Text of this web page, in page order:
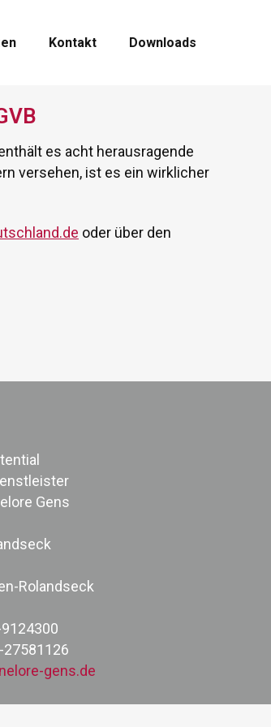
Kontakt Downloads
es acht herausragende
versehen, ist es ein wirklicher
oder über den
Gens
Rolandseck
27581126
gens.de